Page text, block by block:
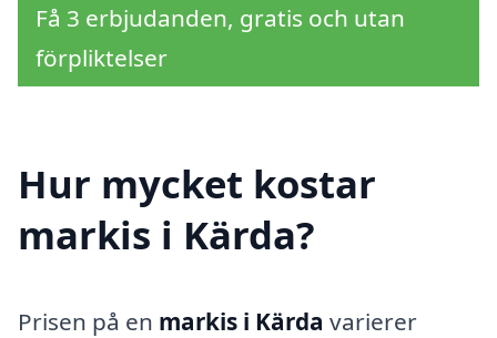
Få 3 erbjudanden, gratis och utan
förpliktelser
Hur mycket kostar
markis i Kärda?
Prisen på en markis i Kärda varierer